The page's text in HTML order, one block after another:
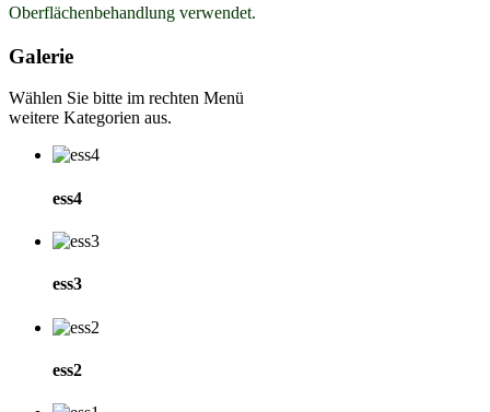
Oberflächenbehandlung verwendet.
Galerie
Wählen Sie bitte im rechten Menü
weitere Kategorien aus.
ess4
ess3
ess2